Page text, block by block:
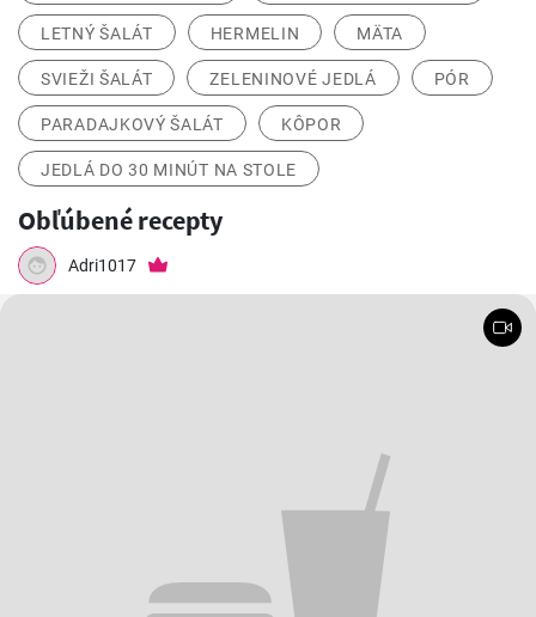
LETNÝ ŠALÁT HERMELIN MÄTA
SVIEŽI ŠALÁT ZELENINOVÉ JEDLÁ PÓR
PARADAJKOVÝ ŠALÁT KÔPOR
JEDLÁ DO 30 MINÚT NA STOLE
Obľúbené recepty
Adri1017